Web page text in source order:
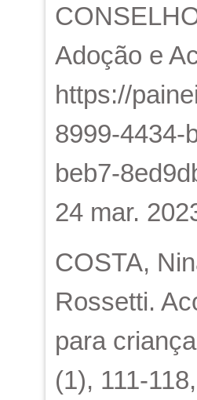
Adoção e
https://
8999-4434-
beb7-
24 mar.
COSTA,
Rossetti.
para
(1), 111-